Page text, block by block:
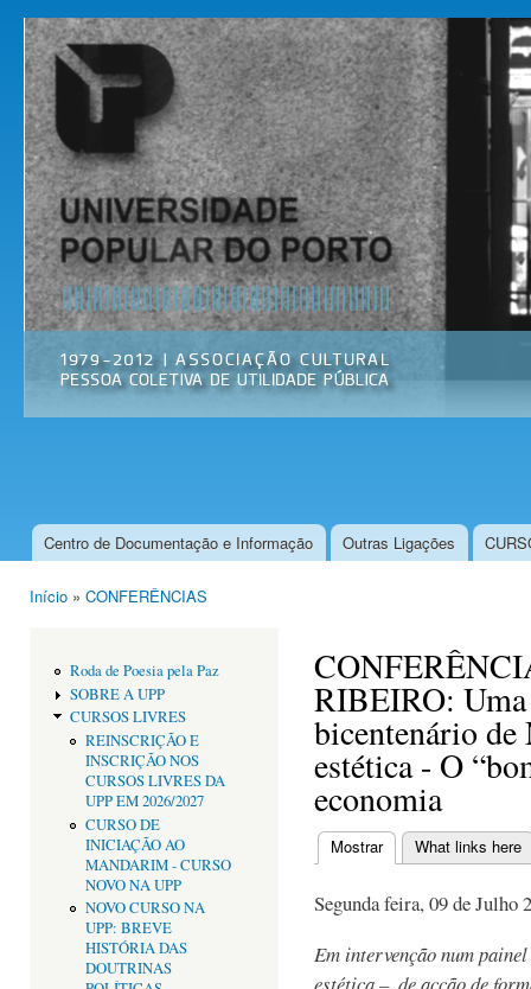
Universidade
Popular do
Porto
Associação
Cultural
Menu principal
Centro de Documentação e Informação Outras Ligações
Início » CONFERÊNCIAS
Roda de Poesia pela Paz
SOBRE A UPP
CURSOS LIVRES
REINSCRIÇÃO E
INSCRIÇÃO NOS
CURSOS LIVRES DA
UPP EM 2026/2027
CURSO DE
INICIAÇÃO AO
MANDARIM - CURSO
NOVO NA UPP
NOVO CURSO NA
UPP: BREVE
HISTÓRIA DAS
DOUTRINAS
RIBEIRO:
bicentenário de
estética - O
economia
Separadores
Mostrar(separador ativo)
What links here
Segunda feira, 09 de Julho
Em intervenção num